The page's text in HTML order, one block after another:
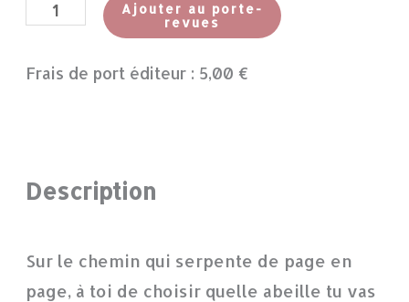
Ajouter au porte-
revues
Frais de port éditeur : 5,00 €
Description
Sur le chemin qui serpente de page en
page, à toi de choisir quelle abeille tu vas